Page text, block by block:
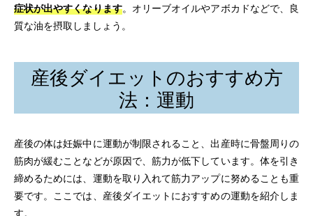
症状が出やすくなります。オリーブオイルやアボカドなどで、良
質な油を摂取しましょう。
産後ダイエットのおすすめ方
法：運動
産後の体は妊娠中に運動が制限されること、出産時に骨盤周りの
筋肉が緩むことなどが原因で、筋力が低下しています。体を引き
締めるためには、運動を取り入れて筋力アップに努めることも重
要です。ここでは、産後ダイエットにおすすめの運動を紹介しま
す。